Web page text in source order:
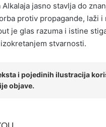
Alkalaja jasno stavlja do
protiv propagande, laži
je glas razuma i istine
stvarnosti.
i pojedinih ilustracija
objave.